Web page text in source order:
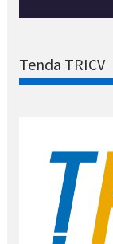
Tenda TRICV